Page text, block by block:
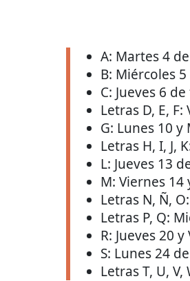
A: Martes 4
B: Miércoles
C: Jueves 6
Letras D, E,
G: Lunes 10
Letras H, I, J,
L: Jueves 13
M: Viernes
Letras N, Ñ,
Letras P, Q:
R: Jueves 20
S: Lunes 24
Letras T, U,